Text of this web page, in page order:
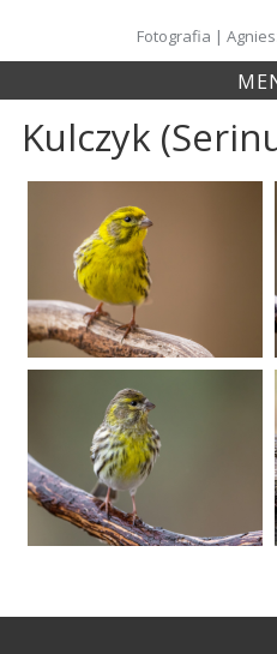
content
Fotografia |
Kulczyk